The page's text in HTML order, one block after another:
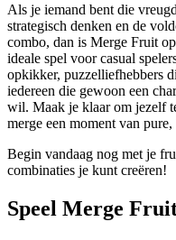
Als je iemand bent die
strategisch denken en de
combo, dan is Merge Fruit
ideale spel voor casual
opkikker, puzzelliefhebbers
iedereen die gewoon een
wil. Maak je klaar om jezelf
merge een moment van
Begin vandaag nog met je
combinaties je kunt creëren!
Speel Merge